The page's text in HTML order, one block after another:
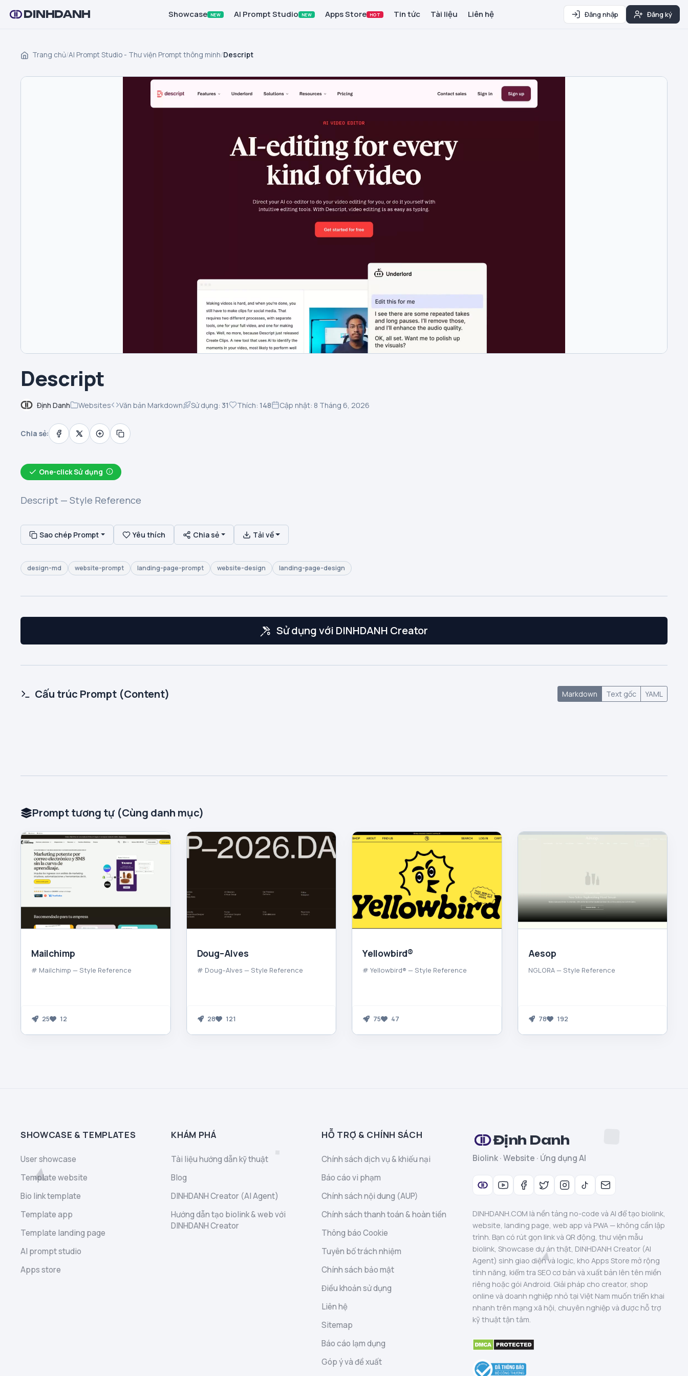
DINHDANH Showcase NEW AI Prompt Studio NEW Apps Store HOT Tin tức Tài liệu Liên hệ Đăng nhập Đăng ký
Trang chủ/AI Prompt Studio - Thư viện Prompt thông minh/Descript
Descript
Định Danh Websites Văn bản Markdown Sử dụng: 31 Thích: 148 Cập nhật: 8 Tháng 6, 2026
Chia sẻ:
One-click Sử dụng
Descript — Style Reference
Sao chép Prompt Yêu thích Chia sẻ Tải về
design-md website-prompt landing-page-prompt website-design landing-page-design
Sử dụng với DINHDANH Creator
Cấu trúc Prompt (Content) Markdown Text gốc YAML
Prompt tương tự (Cùng danh mục)
Mailchimp
# Mailchimp — Style Reference
25 12
Doug–Alves
# Doug–Alves — Style Reference
28 121
Yellowbird®
# Yellowbird® — Style Reference
75 47
Aesop
NGLORA — Style Reference
78 192
SHOWCASE & TEMPLATES
User showcase
Template website
Bio link template
Template app
Template landing page
AI prompt studio
Apps store
KHÁM PHÁ
Tài liệu hướng dẫn kỹ thuật
Blog
DINHDANH Creator (AI Agent)
Hướng dẫn tạo biolink & web với
DINHDANH Creator
HỖ TRỢ & CHÍNH SÁCH
Chính sách dịch vụ & khiếu nại
Báo cáo vi phạm
Chính sách nội dung (AUP)
Chính sách thanh toán & hoàn tiền
Thông báo Cookie
Tuyên bố trách nhiệm
Chính sách bảo mật
Điều khoản sử dụng
Liên hệ
Sitemap
Báo cáo lạm dụng
Góp ý và đề xuất
Định Danh
Biolink · Website · Ứng dụng AI
DINHDANH.COM là nền tảng no-code và AI để tạo biolink,
website, landing page, web app và PWA — không cần lập
trình. Bạn có rút gọn link và QR động, thư viện mẫu
biolink, Showcase dự án thật, DINHDANH Creator (AI
Agent) sinh giao diện và logic, kho Apps Store mở rộng
tính năng, kiểm tra SEO cơ bản và xuất bản lên tên miền
riêng hoặc gói Android. Giải pháp cho creator, shop
online và doanh nghiệp nhỏ tại Việt Nam muốn triển khai
nhanh trên mạng xã hội, chuyên nghiệp và được hỗ trợ
kỹ thuật tận tâm.